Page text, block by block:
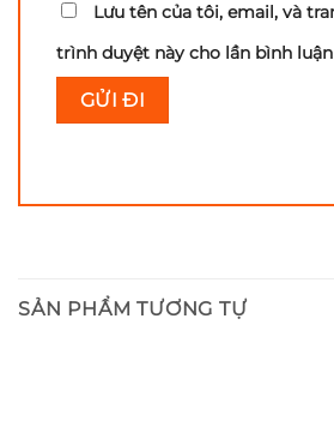
Lưu tên của tôi, email, và
trình duyệt này cho lần bình
SẢN PHẨM TƯƠNG TỰ